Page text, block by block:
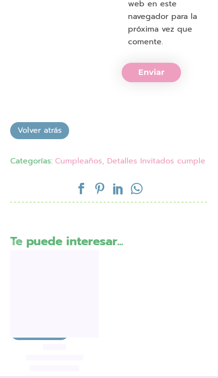
web en este
navegador para la
próxima vez que
comente.
Enviar
Categorías: Cumpleaños, Detalles Invitados cumple
Te puede interesar...
Detalle cumpleaños